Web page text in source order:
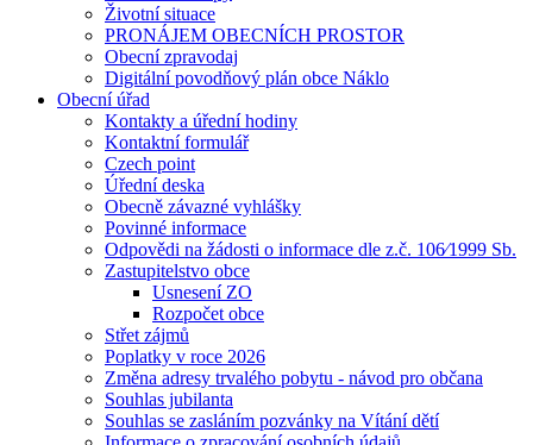
Životní situace
PRONÁJEM OBECNÍCH PROSTOR
Obecní zpravodaj
Digitální povodňový plán obce Náklo
Obecní úřad
Kontakty a úřední hodiny
Kontaktní formulář
Czech point
Úřední deska
Obecně závazné vyhlášky
Povinné informace
Odpovědi na žádosti o informace dle z.č. 106⁄1999 Sb.
Zastupitelstvo obce
Usnesení ZO
Rozpočet obce
Střet zájmů
Poplatky v roce 2026
Změna adresy trvalého pobytu - návod pro občana
Souhlas jubilanta
Souhlas se zasláním pozvánky na Vítání dětí